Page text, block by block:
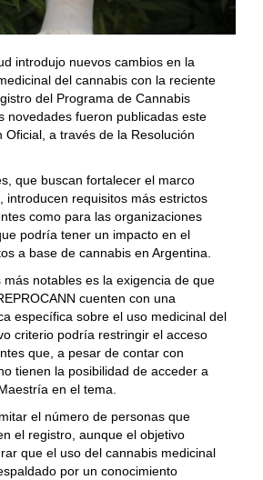
introdujo nuevos cambios en la
del cannabis con la reciente
del Programa de Cannabis
novedades fueron publicadas este
Oficial, a través de la Resolución
que buscan fortalecer el marco
introducen requisitos más estrictos
como para las organizaciones
podría tener un impacto en el
a base de cannabis en Argentina.
más notables es la exigencia de que
cuenten con una
específica sobre el uso medicinal del
criterio podría restringir el acceso
que, a pesar de contar con
tienen la posibilidad de acceder a
en el tema.
el número de personas que
el registro, aunque el objetivo
que el uso del cannabis medicinal
por un conocimiento